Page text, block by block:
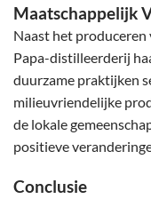
Maatschappelijk
Naast het
Papa-distilleerderij
duurzame praktijken
milieuvriendelijke
de lokale
positieve
Conclusie